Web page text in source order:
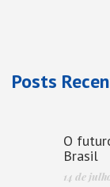
Posts
O
Brasil
14 de